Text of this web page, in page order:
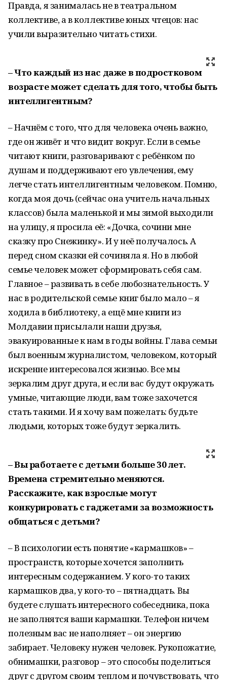
Правда, я занималась не в театральном
коллективе, а в коллективе юных чтецов: нас
учили выразительно читать стихи.
– Что каждый из нас даже в подростковом
возрасте может сделать для того, чтобы быть
интеллигентным?
– Начнём с того, что для человека очень важно,
где он живёт и что видит вокруг. Если в семье
читают книги, разговаривают с ребёнком по
душам и поддерживают его увлечения, ему
легче стать интеллигентным человеком. Помню,
когда моя дочь (сейчас она учитель начальных
классов) была маленькой и мы зимой выходили
на улицу, я просила её: «Дочка, сочини мне
сказку про Снежинку». И у неё получалось. А
перед сном сказки ей сочиняла я. Но в любой
семье человек может сформировать себя сам.
Главное – развивать в себе любознательность. У
нас в родительской семье книг было мало – я
ходила в библиотеку, а ещё мне книги из
Молдавии присылали наши друзья,
эвакуированные к нам в годы войны. Глава семьи
был военным журналистом, человеком, который
искренне интересовался жизнью. Все мы
зеркалим друг друга, и если вас будут окружать
умные, читающие люди, вам тоже захочется
стать такими. И я хочу вам пожелать: будьте
людьми, которых тоже будут зеркалить.
– Вы работаете с детьми больше 30 лет.
Времена стремительно меняются.
Расскажите, как взрослые могут
конкурировать с гаджетами за возможность
общаться с детьми?
– В психологии есть понятие «кармашков» –
пространств, которые хочется заполнить
интересным содержанием. У кого-то таких
кармашков два, у кого-то – пятнадцать. Вы
будете слушать интересного собеседника, пока
не заполнятся ваши кармашки. Телефон ничем
полезным вас не наполняет – он энергию
забирает. Человеку нужен человек. Рукопожатие,
обнимашки, разговор – это способы поделиться
друг с другом своим теплом и почувствовать, что